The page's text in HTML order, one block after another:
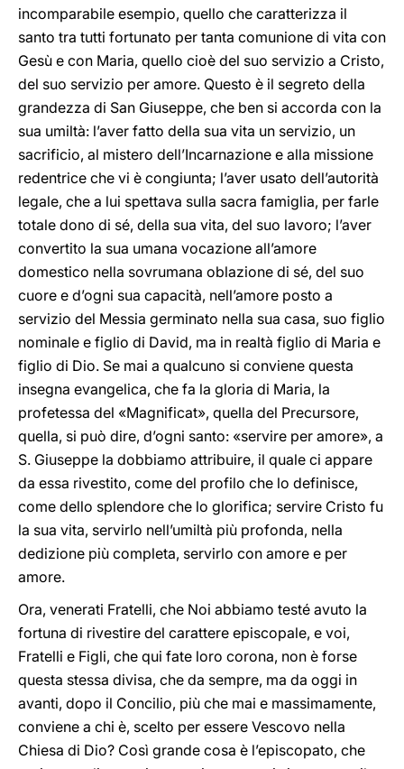
incomparabile esempio, quello che caratterizza il
santo tra tutti fortunato per tanta comunione di vita con
Gesù e con Maria, quello cioè del suo servizio a Cristo,
del suo servizio per amore. Questo è il segreto della
grandezza di San Giuseppe, che ben si accorda con la
sua umiltà: l’aver fatto della sua vita un servizio, un
sacrificio, al mistero dell’Incarnazione e alla missione
redentrice che vi è congiunta; l’aver usato dell’autorità
legale, che a lui spettava sulla sacra famiglia, per farle
totale dono di sé, della sua vita, del suo lavoro; l’aver
convertito la sua umana vocazione all’amore
domestico nella sovrumana oblazione di sé, del suo
cuore e d’ogni sua capacità, nell’amore posto a
servizio del Messia germinato nella sua casa, suo figlio
nominale e figlio di David, ma in realtà figlio di Maria e
figlio di Dio. Se mai a qualcuno si conviene questa
insegna evangelica, che fa la gloria di Maria, la
profetessa del «Magnificat», quella del Precursore,
quella, si può dire, d’ogni santo: «servire per amore», a
S. Giuseppe la dobbiamo attribuire, il quale ci appare
da essa rivestito, come del profilo che lo definisce,
come dello splendore che lo glorifica; servire Cristo fu
la sua vita, servirlo nell’umiltà più profonda, nella
dedizione più completa, servirlo con amore e per
amore.
Ora, venerati Fratelli, che Noi abbiamo testé avuto la
fortuna di rivestire del carattere episcopale, e voi,
Fratelli e Figli, che qui fate loro corona, non è forse
questa stessa divisa, che da sempre, ma da oggi in
avanti, dopo il Concilio, più che mai e massimamente,
conviene a chi è, scelto per essere Vescovo nella
Chiesa di Dio? Così grande cosa è l’episcopato, che